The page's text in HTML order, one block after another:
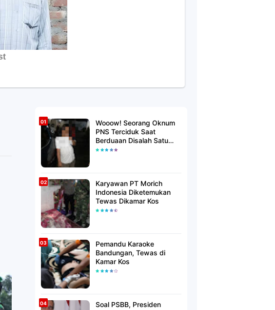
Wooow! Seorang Oknum
PNS Terciduk Saat
Berduaan Disalah Satu
Kamar Hotel Salatiga
Karyawan PT Morich
Indonesia Diketemukan
Tewas Dikamar Kos
Pemandu Karaoke
Bandungan, Tewas di
Kamar Kos
Soal PSBB, Presiden